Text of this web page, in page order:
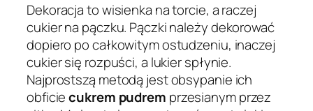
Dekoracja to wisienka na torcie, a raczej
cukier na pączku. Pączki należy dekorować
dopiero po całkowitym ostudzeniu, inaczej
cukier się rozpuści, a lukier spłynie.
Najprostszą metodą jest obsypanie ich
obficiecukrem pudrem przesianym przez